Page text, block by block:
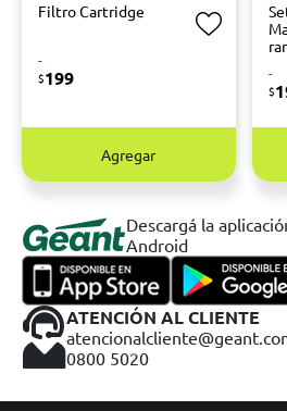
Filtro Cartridge
-
$199
Agregar
-
$
Descargá la
Android
ATENCIÓN AL CLIENTE
0800 5020